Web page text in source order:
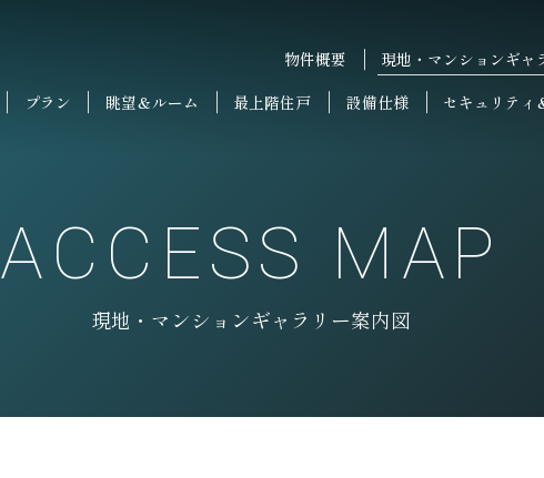
物件概要 現地・マンションギャ
プラン 眺望＆ルーム 最上階住戸 設備仕様 セキュリティ
ACCESS MAP
現地・マンションギャラリー案内図